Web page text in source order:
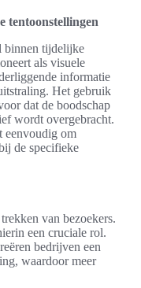
tentoonstellingen
binnen tijdelijke
als visuele
informatie
Het gebruik
dat de boodschap
wordt overgebracht.
eenvoudig om
de specifieke
van bezoekers.
een cruciale rol.
bedrijven een
waardoor meer